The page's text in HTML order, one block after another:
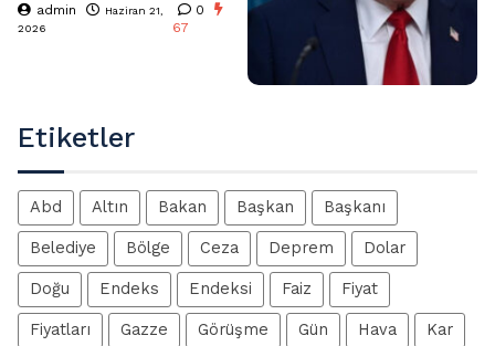
admin
Haziran 21,
2026
0
67
Etiketler
Abd Altın Bakan Başkan Başkanı
Belediye Bölge Ceza Deprem Dolar
Doğu Endeks Endeksi Faiz Fiyat
Fiyatları Gazze Görüşme Gün Hava Kar